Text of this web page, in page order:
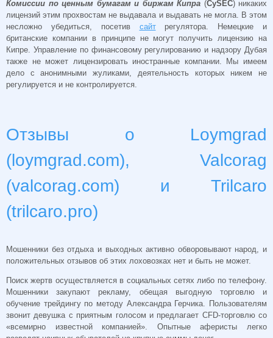
Комиссии по ценным бумагам и биржам Кипра (CySEC) никаких
лицензий этим прохвостам не выдавала и выдавать не могла. В этом
несложно убедиться, посетив сайтрегулятора. Немецкие и
британские компании в принципе не могут получить лицензию на
Кипре. Управление по финансовому регулированию и надзору Дубая
также не может лицензировать иностранные компании. Мы имеем
дело с анонимными жуликами, деятельность которых никем не
регулируется и не контролируется.
Отзывы о Loymgrad
(loymgrad.com), Valcorag
(valcorag.com) и Trilcaro
(trilcaro.pro)
Мошенники без отдыха и выходных активно обворовывают народ, и
положительных отзывов об этих лоховозках нет и быть не может.
Поиск жертв осуществляется в социальных сетях либо по телефону.
Мошенники закупают рекламу, обещая выгодную торговлю и
обучение трейдингу по методу Александра Герчика. Пользователям
звонит девушка с приятным голосом и предлагает CFD-торговлю со
«всемирно известной компанией». Опытные аферисты легко